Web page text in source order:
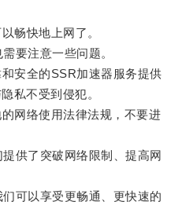
快地上网了。
注意一些问题。
全的SSR加速器服务提供
私不受到侵犯。
络使用法律法规，不要进
了突破网络限制、提高网
以享受更畅通、更快速的